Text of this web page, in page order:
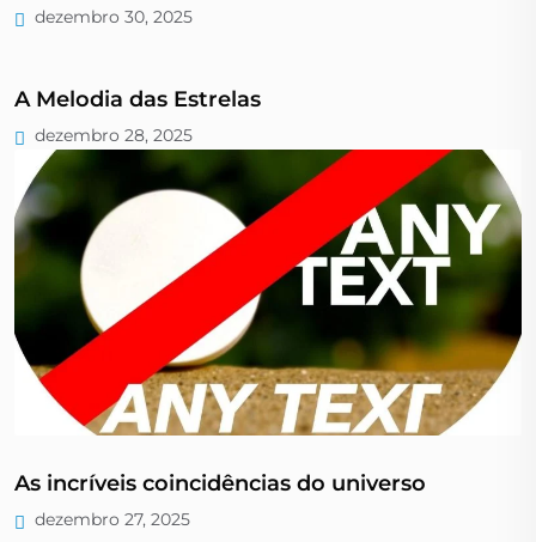
dezembro 30, 2025
A Melodia das Estrelas
dezembro 28, 2025
As incríveis coincidências do universo
dezembro 27, 2025